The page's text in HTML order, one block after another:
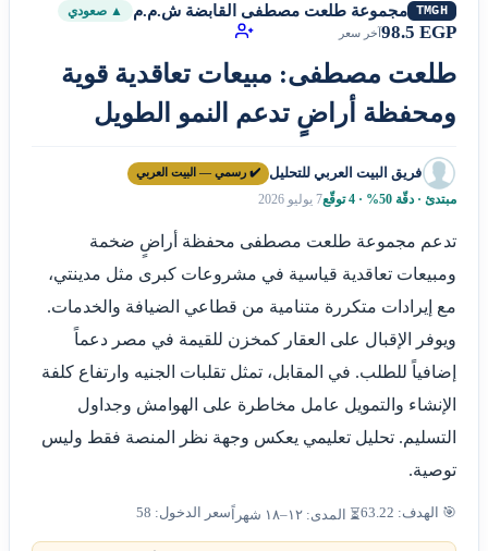
TMGH مجموعة طلعت مصطفى القابضة ش.م.م ▲ صعودي
98.5 EGPآخر سعر
طلعت مصطفى: مبيعات تعاقدية قوية
ومحفظة أراضٍ تدعم النمو الطويل
فريق البيت العربي للتحليل ✔️ رسمي — البيت العربي
مبتدئ · دقّة 50% · 4 توقّع 7 يوليو 2026
تدعم مجموعة طلعت مصطفى محفظة أراضٍ ضخمة
ومبيعات تعاقدية قياسية في مشروعات كبرى مثل مدينتي،
مع إيرادات متكررة متنامية من قطاعي الضيافة والخدمات.
ويوفر الإقبال على العقار كمخزن للقيمة في مصر دعماً
إضافياً للطلب. في المقابل، تمثل تقلبات الجنيه وارتفاع كلفة
الإنشاء والتمويل عامل مخاطرة على الهوامش وجداول
التسليم. تحليل تعليمي يعكس وجهة نظر المنصة فقط وليس
توصية.
🎯 الهدف: 63.22 ⏳ المدى: ١٢–١٨ شهراً سعر الدخول: 58